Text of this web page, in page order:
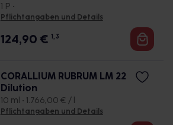
1 P •
Pflichtangaben und Details
124,90 € 1, 3
CORALLIUM RUBRUM LM 22
Dilution
10 ml • 1.766,00 € / l
Pflichtangaben und Details